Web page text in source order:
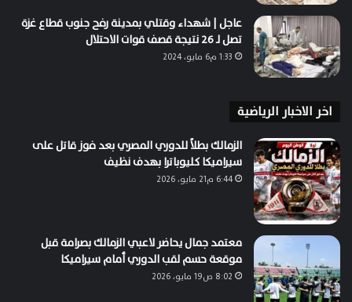
عاجل | شهداء وقتلي بمدينة رفح جنوب قطاع غزة
تصل لـ 26 نتيجة قصف قوات الاحتلال
1:33 م6 مايو، 2024
اخر الاخبار الرياضية
الزمالك بطلاً للدوري المصري بعد فوز قاتل على
سيراميكا كليوباترا بهدف نظيف
6:44 م21 مايو، 2026
معتمد جمال يحاضر لاعبي الزمالك بصرامة قبل
موقعة حسم لقب الدوري أمام سيراميكا
8:02 ص19 مايو، 2026